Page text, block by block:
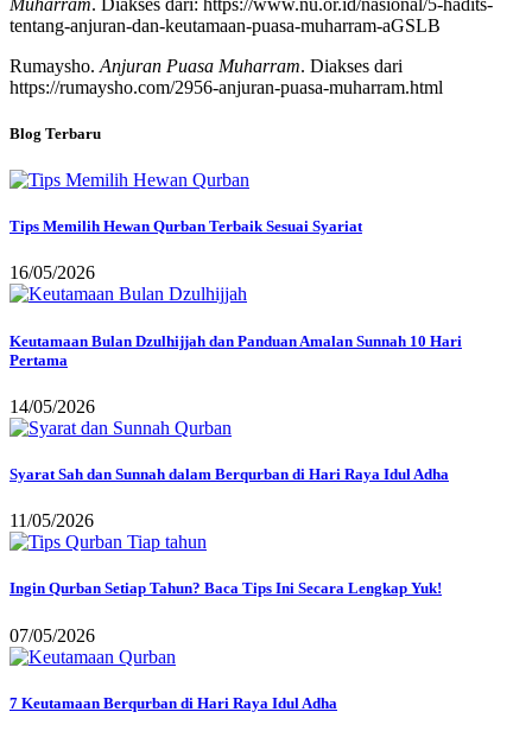
tentang-anjuran-dan-keutamaan-puasa-muharram-aGSLB
Rumaysho. Anjuran Puasa Muharram. Diakses dari
https://rumaysho.com/2956-anjuran-puasa-muharram.html
Blog Terbaru
Tips Memilih Hewan Qurban Terbaik Sesuai Syariat
16/05/2026
Keutamaan Bulan Dzulhijjah dan Panduan Amalan Sunnah 10 Hari
Pertama
14/05/2026
Syarat Sah dan Sunnah dalam Berqurban di Hari Raya Idul Adha
11/05/2026
Ingin Qurban Setiap Tahun? Baca Tips Ini Secara Lengkap Yuk!
07/05/2026
7 Keutamaan Berqurban di Hari Raya Idul Adha